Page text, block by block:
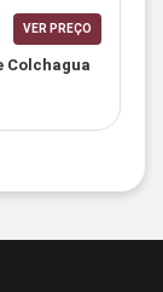
VER PREÇO
Colchagua